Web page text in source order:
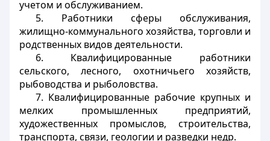
учетом и обслуживанием.
5. Работники сферы обслуживания,
жилищно-коммунального хозяйства, торговли и
родственных видов деятельности.
6. Квалифицированные работники
сельского, лесного, охотничьего хозяйств,
рыбоводства и рыболовства.
7. Квалифицированные рабочие крупных и
мелких промышленных предприятий,
художественных промыслов, строительства,
транспорта, связи, геологии и разведки недр.